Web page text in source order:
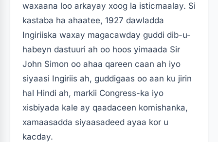
waxaana loo arkayay xoog la isticmaalay. Si
kastaba ha ahaatee, 1927 dawladda
Ingiriiska waxay magacawday guddi dib-u-
habeyn dastuuri ah oo hoos yimaada Sir
John Simon oo ahaa qareen caan ah iyo
siyaasi Ingiriis ah, guddigaas oo aan ku jirin
hal Hindi ah, markii Congress-ka iyo
xisbiyada kale ay qaadaceen komishanka,
xamaasadda siyaasadeed ayaa kor u
kacday.